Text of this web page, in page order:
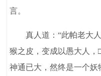
言。
真人道：“此帕老大人
猴之皮，变成以愚大人，
神通已大，然终是一个